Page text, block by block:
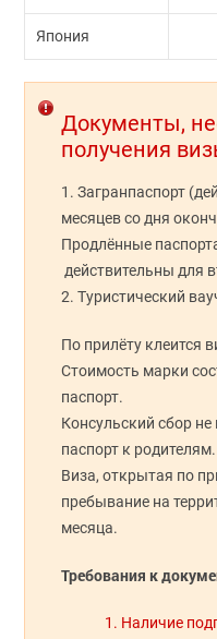
Япония
Документы,
получения
1. Загранпаспорт
месяцев со дня
Продлённые
действительны для
2. Туристический
По прилёту клеится
Стоимость марки
паспорт.
Консульский сбор
паспорт к родителям.
Виза, открытая по
пребывание на
месяца.
Требования к
Наличие